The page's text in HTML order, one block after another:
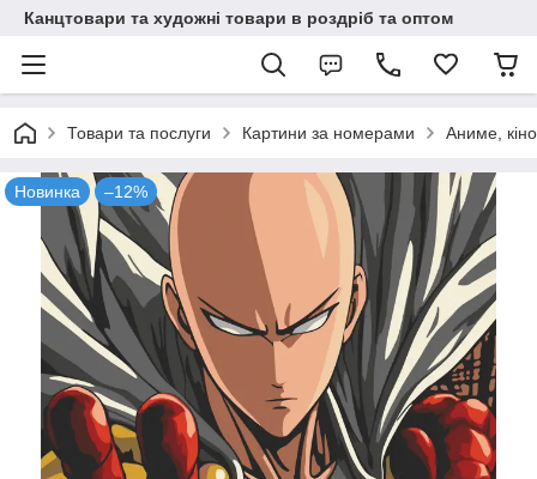
Канцтовари та художні товари в роздріб та оптом
Товари та послуги Картини за номерами Аниме,
Новинка –12%